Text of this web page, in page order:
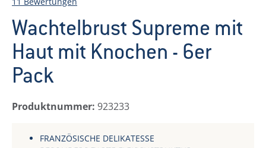
Wachtelbrust Supreme mit
Haut mit Knochen - 6er
Pack
Produktnummer: 923233
FRANZÖSISCHE DELIKATESSE